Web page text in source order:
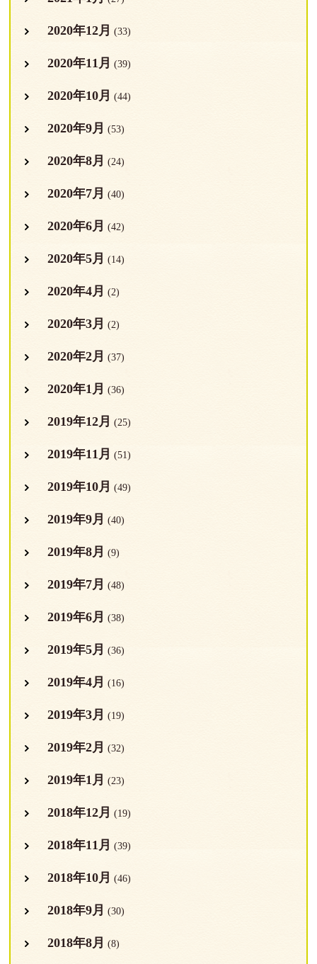
2020年12月 (33)
2020年11月 (39)
2020年10月 (44)
2020年9月 (53)
2020年8月 (24)
2020年7月 (40)
2020年6月 (42)
2020年5月 (14)
2020年4月 (2)
2020年3月 (2)
2020年2月 (37)
2020年1月 (36)
2019年12月 (25)
2019年11月 (51)
2019年10月 (49)
2019年9月 (40)
2019年8月 (9)
2019年7月 (48)
2019年6月 (38)
2019年5月 (36)
2019年4月 (16)
2019年3月 (19)
2019年2月 (32)
2019年1月 (23)
2018年12月 (19)
2018年11月 (39)
2018年10月 (46)
2018年9月 (30)
2018年8月 (8)